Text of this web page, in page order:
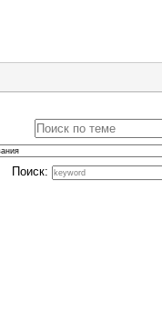
Поиск: